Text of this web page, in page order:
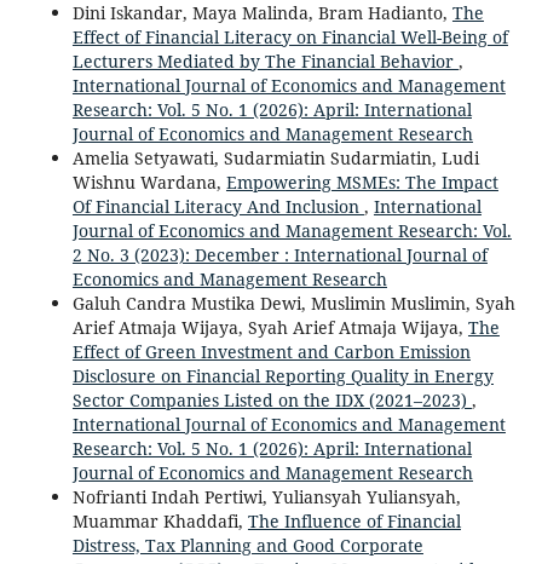
Dini Iskandar, Maya Malinda, Bram Hadianto, The
Effect of Financial Literacy on Financial Well-Being of
Lecturers Mediated by The Financial Behavior ,
International Journal of Economics and Management
Research: Vol. 5 No. 1 (2026): April: International
Journal of Economics and Management Research
Amelia Setyawati, Sudarmiatin Sudarmiatin, Ludi
Wishnu Wardana, Empowering MSMEs: The Impact
Of Financial Literacy And Inclusion , International
Journal of Economics and Management Research: Vol.
2 No. 3 (2023): December : International Journal of
Economics and Management Research
Galuh Candra Mustika Dewi, Muslimin Muslimin, Syah
Arief Atmaja Wijaya, Syah Arief Atmaja Wijaya, The
Effect of Green Investment and Carbon Emission
Disclosure on Financial Reporting Quality in Energy
Sector Companies Listed on the IDX (2021–2023) ,
International Journal of Economics and Management
Research: Vol. 5 No. 1 (2026): April: International
Journal of Economics and Management Research
Nofrianti Indah Pertiwi, Yuliansyah Yuliansyah,
Muammar Khaddafi, The Influence of Financial
Distress, Tax Planning and Good Corporate